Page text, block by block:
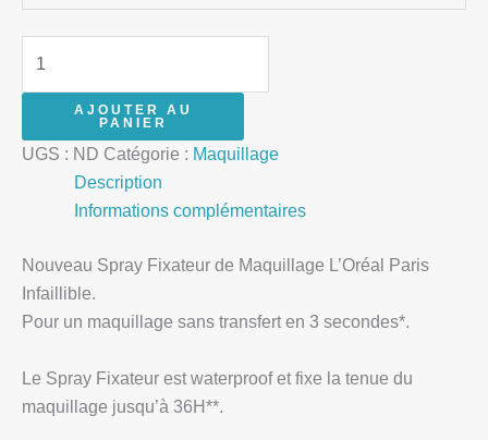
AJOUTER AU
PANIER
UGS : ND Catégorie : Maquillage
Description
Informations complémentaires
Nouveau Spray Fixateur de Maquillage L’Oréal Paris
Infaillible.
Pour un maquillage sans transfert en 3 secondes*.
Le Spray Fixateur est waterproof et fixe la tenue du
maquillage jusqu’à 36H**.